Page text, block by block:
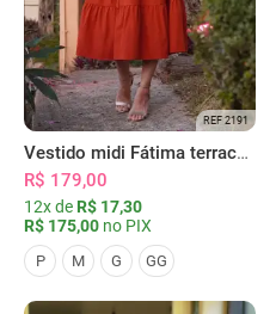
REF 2191
Vestido midi Fátima terracota
R$ 179,00
12x de R$ 17,30
R$ 175,00 no PIX
P M G GG